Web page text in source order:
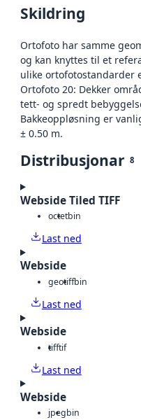
Skildring
Ortofoto har samme
og kan knyttes til et
ulike ortofotostandarder
Ortofoto 20: Dekker
tett- og spredt
Bakkeoppløsning er
± 0.50 m.
Distribusjonar 8
Webside Tiled TIFF
octetbin
Last ned
Webside
geotiffbin
Last ned
Webside
tifftif
Last ned
Webside
jpegbin